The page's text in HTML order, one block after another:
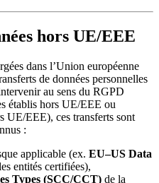
hors UE/EEE
dans l’Union européenne
de données personnelles
au sens du RGPD
établis hors UE/EEE ou
UE/EEE), ces transferts sont
:
applicable (ex. EU–US Data
entités certifiées),
Types (SCC/CCT) de la